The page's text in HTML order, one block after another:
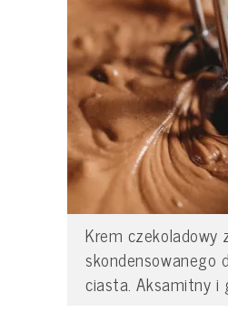
Krem czekoladowy
skondensowanego
ciasta. Aksamitny i